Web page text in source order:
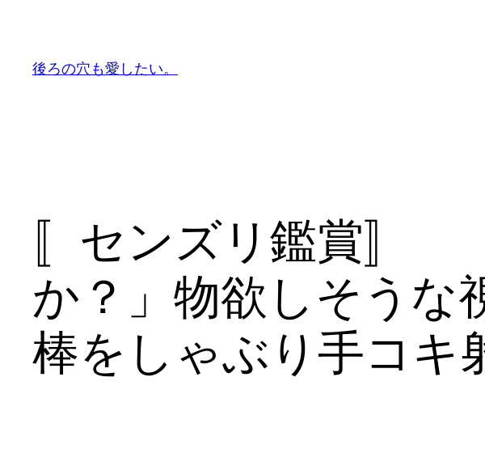
後ろの穴も愛したい。
〚センズリ鑑賞〛
か？」物欲しそうな
棒をしゃぶり手コキ